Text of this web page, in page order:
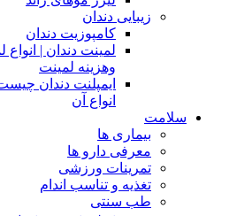
زیبایی دندان
کامپوزیت دندان
لمینت دندان | انواع
وهزینه لمینت
ایمپلنت دندان
انواع آن
سلامت
بیماری ها
معرفی دارو ها
تمرینات ورزشی
تغذیه و تناسب اندام
طب سنتی